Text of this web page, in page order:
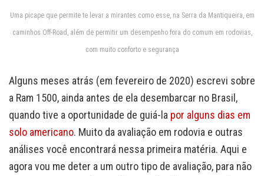
Uma picape que permite te levar a mirantes como esse, na Serra da Mantiqueira, em
caminhos Off-Road, além de permitir um desempenho fora do comum em rodovias,
com muito conforto e segurança
Alguns meses atrás (em fevereiro de 2020) escrevi sobre
a Ram 1500, ainda antes de ela desembarcar no Brasil,
quando tive a oportunidade de guiá-la por alguns dias em
solo americano. Muito da avaliação em rodovia e outras
análises você encontrará nessa primeira matéria. Aqui e
agora vou me deter a um outro tipo de avaliação, para não